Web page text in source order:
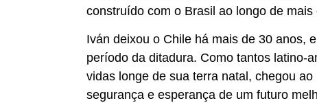
construído com o Brasil ao longo de mais
Iván deixou o Chile há mais de 30 anos,
período da ditadura. Como tantos latino-
vidas longe de sua terra natal, chegou
segurança e esperança de um futuro